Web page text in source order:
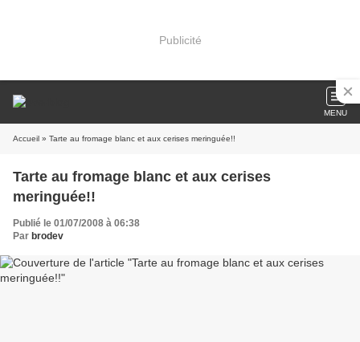
Publicité
MENU
Accueil » Tarte au fromage blanc et aux cerises meringuée!!
Tarte au fromage blanc et aux cerises
meringuée!!
Publié le 01/07/2008 à 06:38
Par brodev